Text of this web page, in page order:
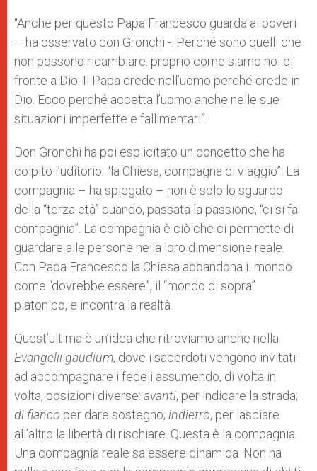
“Anche per questo Papa Francesco guarda ai poveri
– ha osservato don Gronchi -. Perché sono quelli che
non possono ricambiare: proprio come siamo noi di
fronte a Dio. Il Papa crede nell’uomo perché crede in
Dio. Ecco perché accetta l’uomo anche nelle sue
situazioni imperfette e fallimentari”.
Don Gronchi ha poi esplicitato un concetto che ha
colpito l’uditorio: “la Chiesa, compagna di viaggio”. La
compagnia – ha spiegato – non è solo lo sguardo
della “terza età” quando, passata la passione, “ci si fa
compagnia”. La compagnia è ciò che ci permette di
guardare alle persone nella loro dimensione reale.
Con Papa Francesco la Chiesa abbandona il mondo
come “dovrebbe essere”, il “mondo di sopra”
platonico, e incontra la realtà.
Quest’ultima è un’idea che ritroviamo anche nella
Evangelii gaudium, dove i sacerdoti vengono invitati
ad accompagnare i fedeli assumendo, di volta in
volta, posizioni diverse: avanti, per indicare la strada;
di fianco per dare sostegno; indietro, per lasciare
all’altro la libertà di rischiare. Questa è la compagnia.
Una compagnia reale sa essere dinamica. Non ha